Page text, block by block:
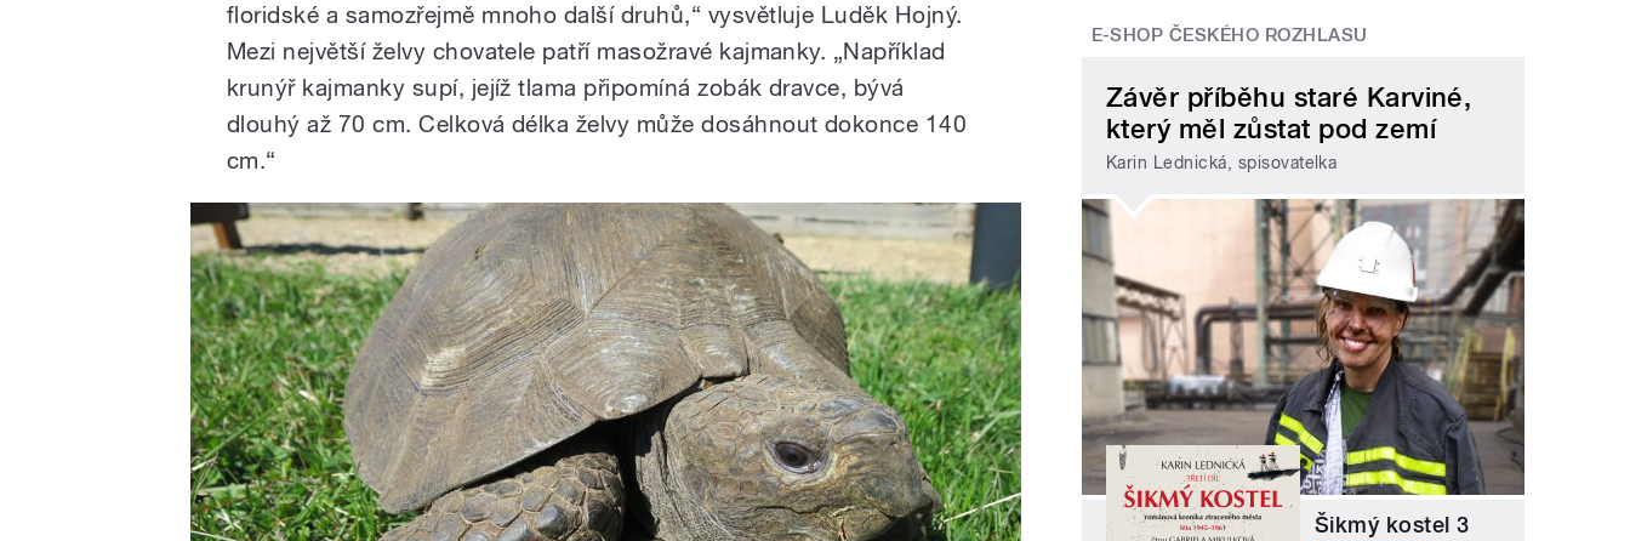
floridské a samozřejmě mnoho další druhů,“ vysvětluje Luděk Hojný.
Mezi největší želvy chovatele patří masožravé kajmanky. „Například
krunýř kajmanky supí, jejíž tlama připomíná zobák dravce, bývá
dlouhý až 70 cm. Celková délka želvy může dosáhnout dokonce 140
cm.“
E-SHOP ČESKÉHO ROZHLASU
Závěr příběhu staré Karviné,
který měl zůstat pod zemí
Karin Lednická, spisovatelka
Šikmý kostel 3